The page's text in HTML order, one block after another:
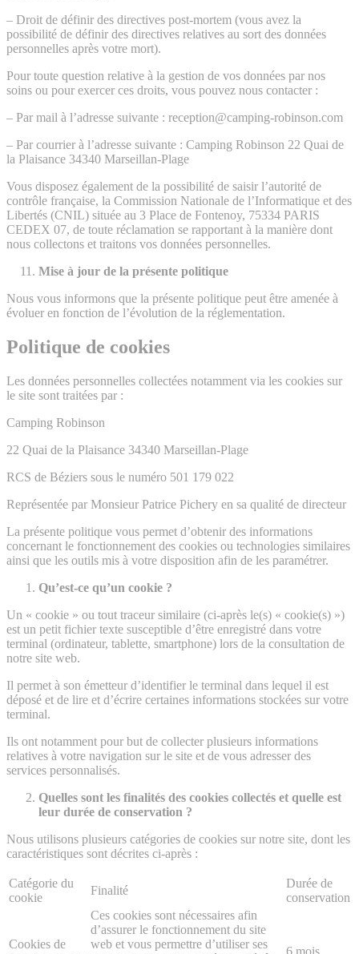
– Droit de définir des directives post-mortem (vous avez la
possibilité de définir des directives relatives au sort des données
personnelles après votre mort).
Pour toute question relative à la gestion de vos données par nos
soins ou pour exercer ces droits, vous pouvez nous contacter :
– Par mail à l’adresse suivante : reception@camping-robinson.com
– Par courrier à l’adresse suivante : Camping Robinson 22 Quai de
la Plaisance 34340 Marseillan-Plage
Vous disposez également de la possibilité de saisir l’autorité de
contrôle française, la Commission Nationale de l’Informatique et des
Libertés (CNIL) située au 3 Place de Fontenoy, 75334 PARIS
CEDEX 07, de toute réclamation se rapportant à la manière dont
nous collectons et traitons vos données personnelles.
Mise à jour de la présente politique
Nous vous informons que la présente politique peut être amenée à
évoluer en fonction de l’évolution de la réglementation.
Politique de cookies
Les données personnelles collectées notamment via les cookies sur
le site sont traitées par :
Camping Robinson
22 Quai de la Plaisance 34340 Marseillan-Plage
RCS de Béziers sous le numéro 501 179 022
Représentée par Monsieur Patrice Pichery en sa qualité de directeur
La présente politique vous permet d’obtenir des informations
concernant le fonctionnement des cookies ou technologies similaires
ainsi que les outils mis à votre disposition afin de les paramétrer.
Qu’est-ce qu’un cookie ?
Un « cookie » ou tout traceur similaire (ci-après le(s) « cookie(s) »)
est un petit fichier texte susceptible d’être enregistré dans votre
terminal (ordinateur, tablette, smartphone) lors de la consultation de
notre site web.
Il permet à son émetteur d’identifier le terminal dans lequel il est
déposé et de lire et d’écrire certaines informations stockées sur votre
terminal.
Ils ont notamment pour but de collecter plusieurs informations
relatives à votre navigation sur le site et de vous adresser des
services personnalisés.
Quelles sont les finalités des cookies collectés et quelle est
leur durée de conservation ?
Nous utilisons plusieurs catégories de cookies sur notre site, dont les
caractéristiques sont décrites ci-après :
Catégorie du
cookie
Finalité
Durée de
conservation
Cookies de
Ces cookies sont nécessaires afin
d’assurer le fonctionnement du site
web et vous permettre d’utiliser ses
6 mois